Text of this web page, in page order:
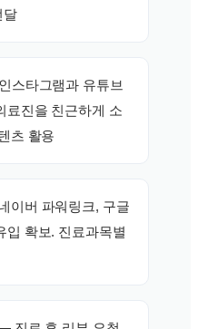
달
스타그램과 유튜브
료진을 친근하게 소
츠 활용
이버 파워링크, 구글
입 확보. 진료과목별